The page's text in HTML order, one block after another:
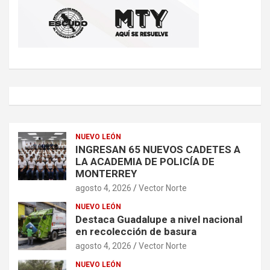
NUEVO LEÓN
INGRESAN 65 NUEVOS CADETES A
LA ACADEMIA DE POLICÍA DE
MONTERREY
agosto 4, 2026 Vector Norte
NUEVO LEÓN
Destaca Guadalupe a nivel nacional
en recolección de basura
agosto 4, 2026 Vector Norte
NUEVO LEÓN